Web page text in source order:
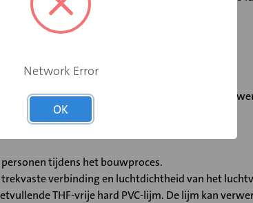
Bespaar meer dan 25% installatietijd door te
de lichtgewicht, robuuste PVC kanalen.
tijdens het bouwproces.
verbinding en luchtdichtheid van het
THF-vrije hard PVC-lijm. De lijm kan
Network Error
OK